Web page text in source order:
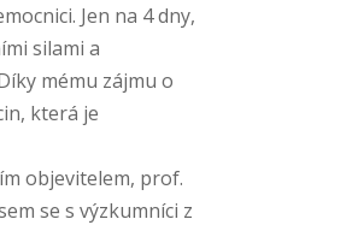
Jen na 4 dny,
silami a
mému zájmu o
která je
objevitelem, prof.
se s výzkumníci z